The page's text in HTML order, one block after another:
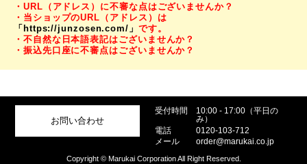
・URL（アドレス）に不審な点はございませんか？
・当ショップのURL（アドレス）は
「https://junzosen.com/」 です。
・不自然な日本語表記はございませんか？
・振込先口座に不審点はございませんか？
お問い合わせ
受付時間
10:00 - 17:00（平日の
み）
電話
0120-103-712
メール
order@marukai.co.jp
Copyright © Marukai Corporation All Right Reserved.